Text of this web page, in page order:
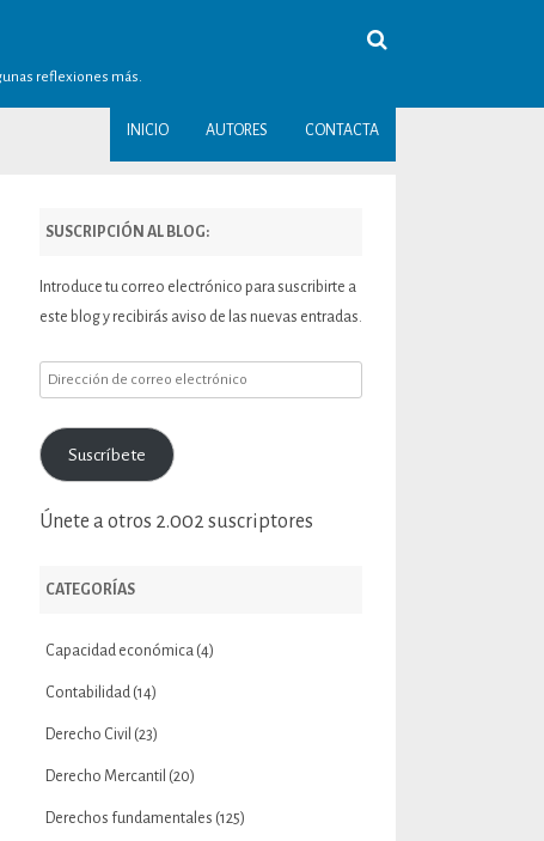
reflexiones más.
INICIO AUTORES CONTACTA
SUSCRIPCIÓN AL BLOG:
Introduce tu correo electrónico para suscribirte a
este blog y recibirás aviso de las nuevas entradas.
Dirección
correo
electrónico
Suscríbete
Únete a otros 2.002 suscriptores
CATEGORÍAS
Capacidad económica(4)
Contabilidad(14)
Derecho Civil (23)
Derecho Mercantil (20)
Derechos fundamentales (125)